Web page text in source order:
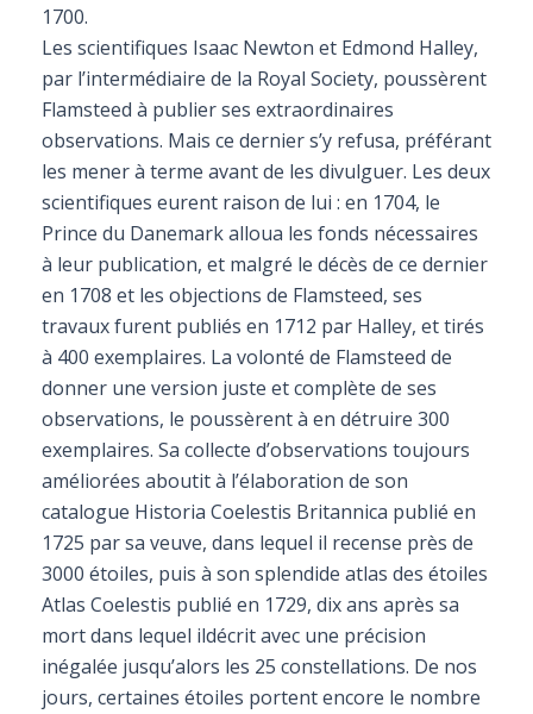
1700.
Les scientifiques Isaac Newton et Edmond Halley,
par l’intermédiaire de la Royal Society, poussèrent
Flamsteed à publier ses extraordinaires
observations. Mais ce dernier s’y refusa, préférant
les mener à terme avant de les divulguer. Les deux
scientifiques eurent raison de lui : en 1704, le
Prince du Danemark alloua les fonds nécessaires
à leur publication, et malgré le décès de ce dernier
en 1708 et les objections de Flamsteed, ses
travaux furent publiés en 1712 par Halley, et tirés
à 400 exemplaires. La volonté de Flamsteed de
donner une version juste et complète de ses
observations, le poussèrent à en détruire 300
exemplaires. Sa collecte d’observations toujours
améliorées aboutit à l’élaboration de son
catalogue Historia Coelestis Britannica publié en
1725 par sa veuve, dans lequel il recense près de
3000 étoiles, puis à son splendide atlas des étoiles
Atlas Coelestis publié en 1729, dix ans après sa
mort dans lequel ildécrit avec une précision
inégalée jusqu’alors les 25 constellations. De nos
jours, certaines étoiles portent encore le nombre